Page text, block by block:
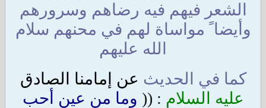
الشعر فيهم فيه رضاهم وسرورهم
وأيضا ً مواساة لهم في محنهم سلام
الله عليهم
كما في الحديث عن إمامنا الصادق
عليه السلام : (( وما من عين أحب